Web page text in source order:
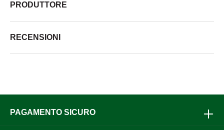
PRODUTTORE
RECENSIONI
PAGAMENTO SICURO